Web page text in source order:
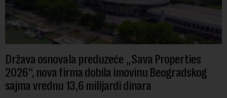
Država osnovala preduzeće „Sava Properties
2026“, nova firma dobila imovinu Beogradskog
sajma vrednu 13,6 milijardi dinara